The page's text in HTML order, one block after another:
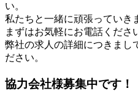
い。
私たちと一緒に頑張っていき
まずはお気軽にお電話くださ
弊社の求人の詳細につきまし
ださい。
協力会社様募集中です！